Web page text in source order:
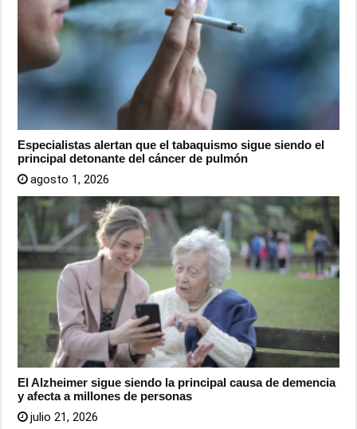
Especialistas alertan que el tabaquismo sigue siendo el
principal detonante del cáncer de pulmón
agosto 1, 2026
El Alzheimer sigue siendo la principal causa de demencia
y afecta a millones de personas
julio 21, 2026